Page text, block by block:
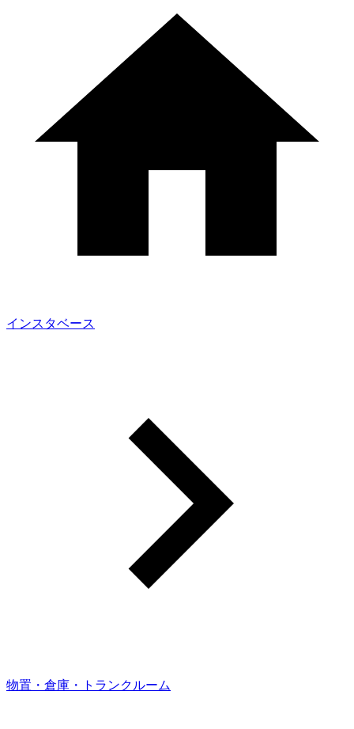
インスタベース
物置・倉庫・トランクルーム